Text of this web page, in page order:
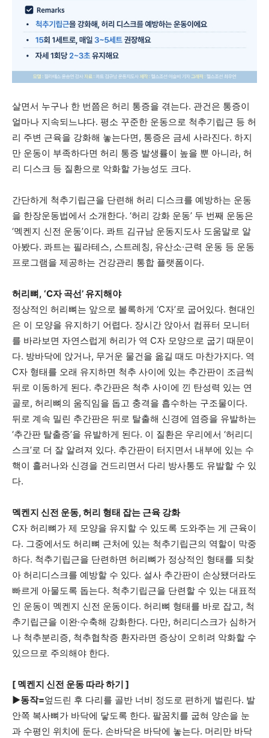
살면서 누구나 한 번쯤은 허리 통증을 겪는다. 관건은 통증이
얼마나 지속되느냐다. 평소 꾸준한 운동으로 척추기립근 등 허
리 주변 근육을 강화해 놓는다면, 통증은 금세 사라진다. 하지
만 운동이 부족하다면 허리 통증 발생률이 높을 뿐 아니라, 허
리 디스크 등 질환으로 악화할 가능성도 크다.
간단하게 척추기립근을 단련해 허리 디스크를 예방하는 운동
을 한장운동법에서 소개한다. ‘허리 강화 운동’ 두 번째 운동은
‘멕켄지 신전 운동’이다. 콰트 김규남 운동지도사 도움말로 알
아봤다. 콰트는 필라테스, 스트레칭, 유산소·근력 운동 등 운동
프로그램을 제공하는 건강관리 통합 플랫폼이다.
허리뼈, ‘C자 곡선’ 유지해야
정상적인 허리뼈는 앞으로 볼록하게 ‘C자’로 굽어있다. 현대인
은 이 모양을 유지하기 어렵다. 장시간 앉아서 컴퓨터 모니터
를 바라보면 자연스럽게 허리가 역 C자 모양으로 굽기 때문이
다. 방바닥에 앉거나, 무거운 물건을 옮길 때도 마찬가지다. 역
C자 형태를 오래 유지하면 척추 사이에 있는 추간판이 조금씩
뒤로 이동하게 된다. 추간판은 척추 사이에 낀 탄성력 있는 연
골로, 허리뼈의 움직임을 돕고 충격을 흡수하는 구조물이다.
뒤로 계속 밀린 추간판은 뒤로 탈출해 신경에 염증을 유발하는
‘추간판 탈출증’을 유발하게 된다. 이 질환은 우리에서 ‘허리디
스크’로 더 잘 알려져 있다. 추간판이 터지면서 내부에 있는 수
핵이 흘러나와 신경을 건드리면서 다리 방사통도 유발할 수 있
다.
멕켄지 신전 운동, 허리 형태 잡는 근육 강화
C자 허리뼈가 제 모양을 유지할 수 있도록 도와주는 게 근육이
다. 그중에서도 허리뼈 근처에 있는 척추기립근의 역할이 막중
하다. 척추기립근을 단련하면 허리뼈가 정상적인 형태를 되찾
아 허리디스크를 예방할 수 있다. 설사 추간판이 손상됐더라도
빠르게 아물도록 돕는다. 척추기립근을 단련할 수 있는 대표적
인 운동이 멕켄지 신전 운동이다. 허리뼈 형태를 바로 잡고, 척
추기립근을 이완·수축해 강화한다. 다만, 허리디스크가 심하거
나 척추분리증, 척추협착증 환자라면 증상이 오히려 악화할 수
있으므로 주의해야 한다.
[ 멕켄지 신전 운동 따라 하기 ]
▶동작=엎드린 후 다리를 골반 너비 정도로 편하게 벌린다. 발
안쪽 복사뼈가 바닥에 닿도록 한다. 팔꿈치를 굽혀 양손을 눈
과 수평인 위치에 둔다. 손바닥은 바닥에 놓는다. 머리만 바닥